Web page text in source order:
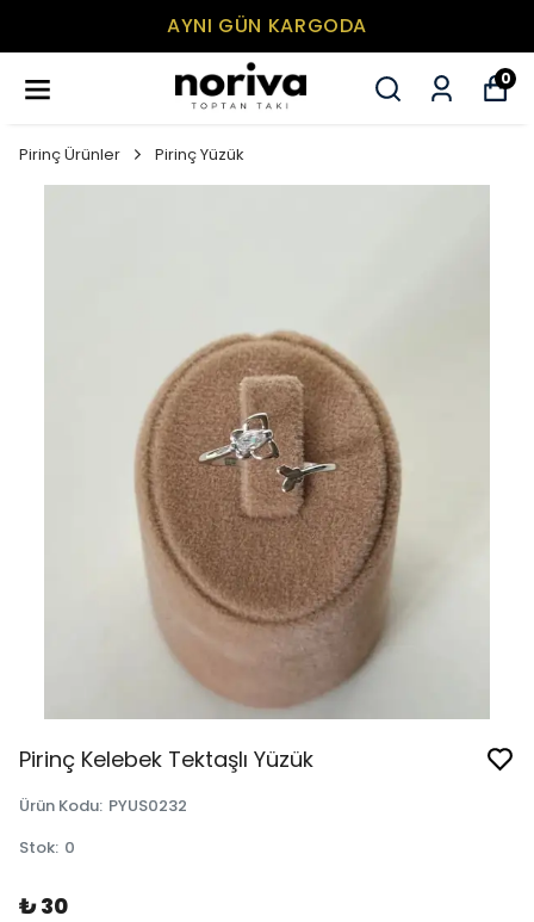
AYNI GÜN KARGODA
0
Pirinç Ürünler Pirinç Yüzük
Pirinç Kelebek Tektaşlı Yüzük
Ürün Kodu: PYUS0232
Stok: 0
₺ 30